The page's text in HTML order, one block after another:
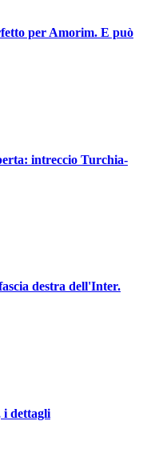
per Amorim. E può
intreccio Turchia-
destra dell'Inter.
i dettagli